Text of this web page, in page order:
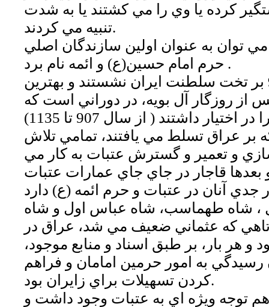
كرده يا وي را مي كشتند يا به شدت
تنبيه مي كردند.
مي توان به عنوان اولين سازندگان اصلي
حرم امام حسين(ع) و ائمه نام برد .
صفويان در سال 907 بر تخت سلطنت ايران نشستند و بهترين
از روزگار آل بويه، در دوراني است كه
صفويان قدرت را در اختيار داشتند ( از سال 907 تا 1135)
بر عراق تسلط مي يافتند، تمامي تلاش
و تعمير و گسترش عتبات به كار مي
بعدها قاجار در جاي جاي عمارات عتبات
، شاه طهماسب، شاه عباس اول و شاه
كه عثماني ضعيف مي شد، عراق در
و هر بار، بر طبق اسناد و منابع موجود،
رسيدگي به امور حرمين امامان و فراهم
كردن تسهيلات براي زايران بود.
هم توجه ويژه اي به عتبات وجود داشت و